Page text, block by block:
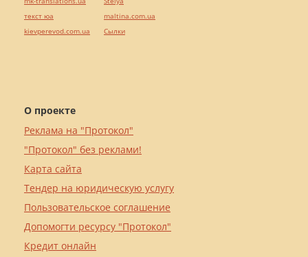
О проекте
Реклама на "Протокол"
"Протокол" без реклами!
Карта сайта
Тендер на юридическую услугу
Пользовательское соглашение
Допомогти ресурсу "Протокол"
Кредит онлайн
текст юа
kievperevod.com.ua
maltina.com.ua
Cылки